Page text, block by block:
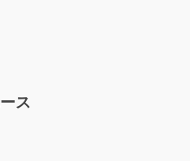
ッフ/g06_00653
分らしく働ける☆／ 印刷工
ス